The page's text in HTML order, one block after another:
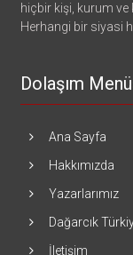
hiçbir kişi, kurum ve
Herhangi bir siyasi
Dolaşım
Ana Sayfa
Hakkımızda
Yazarlarımız
Dağarcık
İletişim